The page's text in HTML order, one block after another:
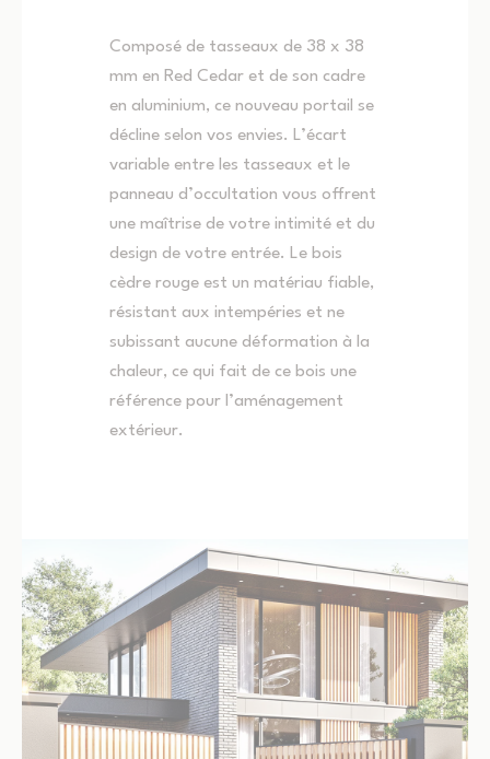
Composé de tasseaux de 38 x 38
mm en Red Cedar et de son cadre
en aluminium, ce nouveau portail se
décline selon vos envies. L’écart
variable entre les tasseaux et le
panneau d’occultation vous offrent
une maîtrise de votre intimité et du
design de votre entrée. Le bois
cèdre rouge est un matériau fiable,
résistant aux intempéries et ne
subissant aucune déformation à la
chaleur, ce qui fait de ce bois une
référence pour l’aménagement
extérieur.